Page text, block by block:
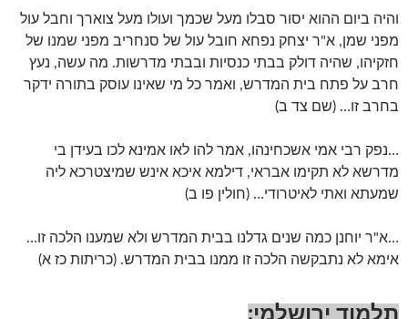
והיה ביום ההוא יסור סבלו מעל שכמך ועולו מעל צוארך וחבל עול
מפני שמן, א"ר יצחק נפחא חובל עול של סנחריב מפני שמנו של
חזקיהו, שהיה דולק בבתי כנסיות ובבתי מדרשות. מה עשה, נעץ
חרב על פתח בית המדרש, ואמר כל מי שאינו עוסק בתורה ידקר
בחרב זו… (שם צד ב)
…נפק רבי אמי אשכחינהו, אמר להו לאו אמינא לכו בעידן בי
מדרשא לא תקימו אבראי, דילמא איכא אינש שמיצטרכא ליה
שמעתא ואתי לאיטרודי… (חולין פו ב)
…א"ר יוחנן כמה שנים גדלנו בבית המדרש ולא שמענו הלכה זו…
אימא לא נתבקשה הלכה זו ממנו בבית המדרש. (כריתות כז א)
תלמוד ירושלמי: